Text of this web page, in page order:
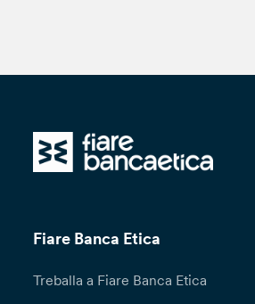
Fiare Banca Etica
Treballa a Fiare Banca Etica